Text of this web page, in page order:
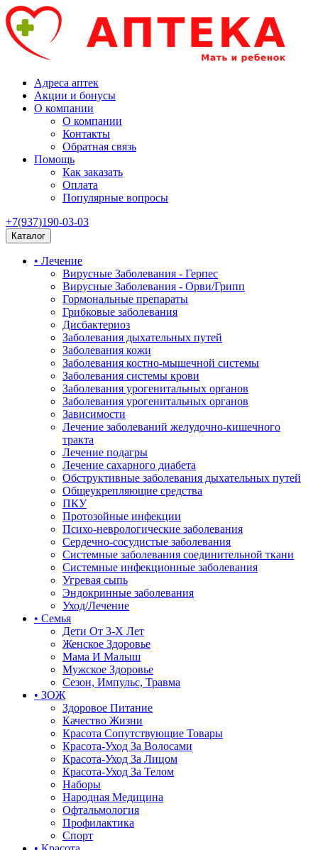
Адреса аптек
Акции и бонусы
О компании
О компании
Контакты
Обратная связь
Помощь
Как заказать
Оплата
Популярные вопросы
+7(937)190-03-03
Каталог
• Лечение
Вирусные Заболевания - Герпес
Вирусные Заболевания - Орви/Грипп
Гормональные препараты
Грибковые заболевания
Дисбактериоз
Заболевания дыхательных путей
Заболевания кожи
Заболевания костно-мышечной системы
Заболевания системы крови
Заболевания урогенитальных органов
Заболевания урогенитальных органов
Зависимости
Лечение заболеваний желудочно-кишечного
тракта
Лечение подагры
Лечение сахарного диабета
Обструктивные заболевания дыхательных путей
Общеукрепляющие средства
ПКУ
Протозойные инфекции
Психо-неврологические заболевания
Сердечно-сосудистые заболевания
Системные заболевания соединительной ткани
Системные инфекционные заболевания
Угревая сыпь
Эндокринные заболевания
Уход/Лечение
• Семья
Дети От 3-Х Лет
Женское Здоровье
Мама И Малыш
Мужское Здоровье
Сезон, Импульс, Травма
• ЗОЖ
Здоровое Питание
Качество Жизни
Красота Сопутствующие Товары
Красота-Уход За Волосами
Красота-Уход За Лицом
Красота-Уход За Телом
Наборы
Народная Медицина
Офтальмология
Профилактика
Спорт